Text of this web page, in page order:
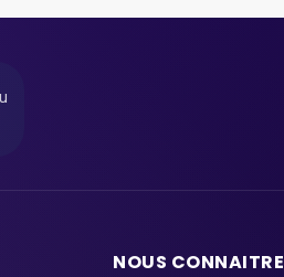
NOUS CONNAITRE